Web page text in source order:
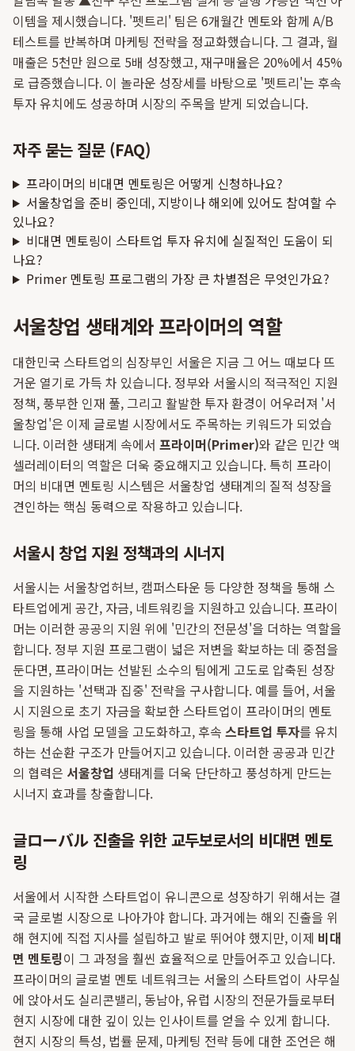
이템을 제시했습니다. '펫트리' 팀은 6개월간 멘토와 함께 A/B
테스트를 반복하며 마케팅 전략을 정교화했습니다. 그 결과, 월
매출은 5천만 원으로 5배 성장했고, 재구매율은 20%에서 45%
로 급증했습니다. 이 놀라운 성장세를 바탕으로 '펫트리'는 후속
투자 유치에도 성공하며 시장의 주목을 받게 되었습니다.
자주 묻는 질문 (FAQ)
프라이머의 비대면 멘토링은 어떻게 신청하나요?
서울창업을 준비 중인데, 지방이나 해외에 있어도 참여할 수
있나요?
비대면 멘토링이 스타트업 투자 유치에 실질적인 도움이 되
나요?
Primer 멘토링 프로그램의 가장 큰 차별점은 무엇인가요?
서울창업 생태계와 프라이머의 역할
대한민국 스타트업의 심장부인 서울은 지금 그 어느 때보다 뜨
거운 열기로 가득 차 있습니다. 정부와 서울시의 적극적인 지원
정책, 풍부한 인재 풀, 그리고 활발한 투자 환경이 어우러져 '서
울창업'은 이제 글로벌 시장에서도 주목하는 키워드가 되었습
니다. 이러한 생태계 속에서 프라이머(Primer)와 같은 민간 액
셀러레이터의 역할은 더욱 중요해지고 있습니다. 특히 프라이
머의 비대면 멘토링 시스템은 서울창업 생태계의 질적 성장을
견인하는 핵심 동력으로 작용하고 있습니다.
서울시 창업 지원 정책과의 시너지
서울시는 서울창업허브, 캠퍼스타운 등 다양한 정책을 통해 스
타트업에게 공간, 자금, 네트워킹을 지원하고 있습니다. 프라이
머는 이러한 공공의 지원 위에 '민간의 전문성'을 더하는 역할을
합니다. 정부 지원 프로그램이 넓은 저변을 확보하는 데 중점을
둔다면, 프라이머는 선발된 소수의 팀에게 고도로 압축된 성장
을 지원하는 '선택과 집중' 전략을 구사합니다. 예를 들어, 서울
시 지원으로 초기 자금을 확보한 스타트업이 프라이머의 멘토
링을 통해 사업 모델을 고도화하고, 후속 스타트업 투자를 유치
하는 선순환 구조가 만들어지고 있습니다. 이러한 공공과 민간
의 협력은 서울창업 생태계를 더욱 단단하고 풍성하게 만드는
시너지 효과를 창출합니다.
글ローバル 진출을 위한 교두보로서의 비대면 멘토
링
서울에서 시작한 스타트업이 유니콘으로 성장하기 위해서는 결
국 글로벌 시장으로 나아가야 합니다. 과거에는 해외 진출을 위
해 현지에 직접 지사를 설립하고 발로 뛰어야 했지만, 이제 비대
면 멘토링이 그 과정을 훨씬 효율적으로 만들어주고 있습니다.
프라이머의 글로벌 멘토 네트워크는 서울의 스타트업이 사무실
에 앉아서도 실리콘밸리, 동남아, 유럽 시장의 전문가들로부터
현지 시장에 대한 깊이 있는 인사이트를 얻을 수 있게 합니다.
현지 시장의 특성, 법률 문제, 마케팅 전략 등에 대한 조언은 해